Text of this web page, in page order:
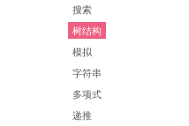
搜索
树结构
模拟
字符串
多项式
递推